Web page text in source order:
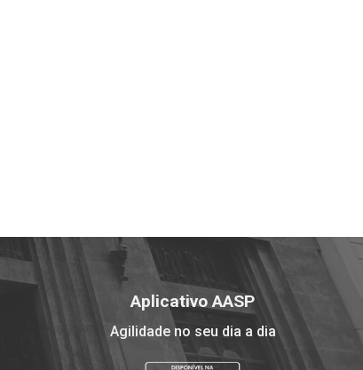
Aplicativo AASP
Agilidade no seu dia a dia